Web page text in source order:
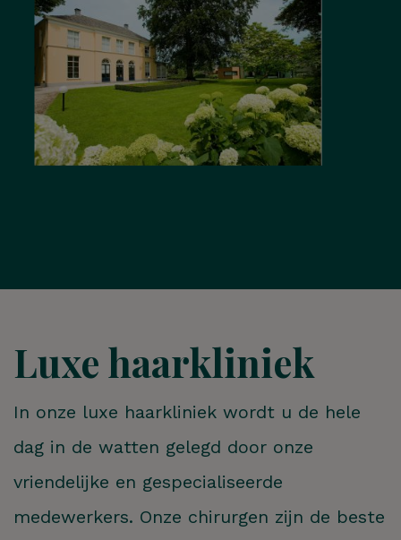
Luxe haarkliniek
In onze luxe haarkliniek wordt u de hele
dag in de watten gelegd door onze
vriendelijke en gespecialiseerde
medewerkers. Onze chirurgen zijn de beste